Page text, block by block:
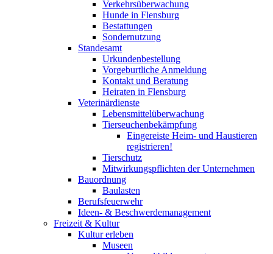
Verkehrsüberwachung
Hunde in Flensburg
Bestattungen
Sondernutzung
Standesamt
Urkundenbestellung
Vorgeburtliche Anmeldung
Kontakt und Beratung
Heiraten in Flensburg
Veterinärdienste
Lebensmittelüberwachung
Tierseuchenbekämpfung
Eingereiste Heim- und Haustieren
registrieren!
Tierschutz
Mitwirkungspflichten der Unternehmen
Bauordnung
Baulasten
Berufsfeuerwehr
Ideen- & Beschwerdemanagement
Freizeit & Kultur
Kultur erleben
Museen